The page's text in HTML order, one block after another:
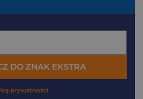
DO ZNAK EKSTRA
prywatności